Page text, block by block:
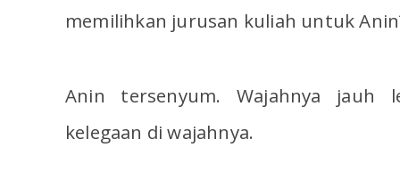
memilihkan jurusan kuliah untuk
Anin tersenyum. Wajahnya jauh
kelegaan di wajahnya.